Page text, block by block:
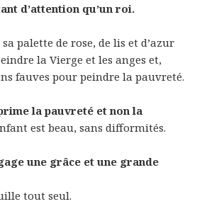
d’attention qu’un roi.
palette de rose, de lis et d’azur
la Vierge et les anges et,
fauves pour peindre la pauvreté.
la pauvreté et non la
est beau, sans difformités.
une grâce et une grande
tout seul.